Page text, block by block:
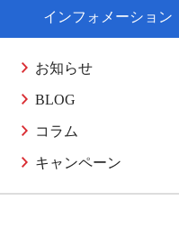
インフォメーション
お知らせ
BLOG
コラム
キャンペーン